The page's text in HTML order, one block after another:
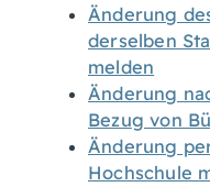
Änderung
derselben
melden
Änderung
Bezug von
Änderung
Hochschule